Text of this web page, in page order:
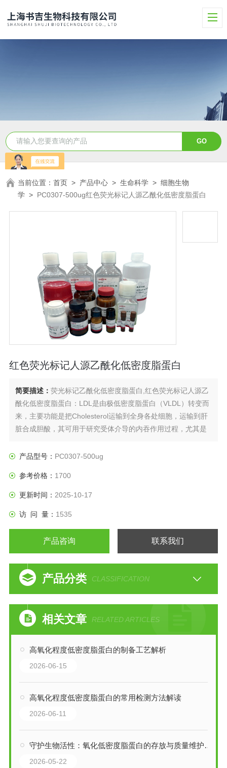
当前位置：首页 > 产品中心 >生命科学 >细胞生物
学 > PC0307-500ug红色荧光标记人源乙酰化低密度脂蛋白
红色荧光标记人源乙酰化低密度脂蛋白
简要描述： 荧光标记乙酰化低密度脂蛋白,红色荧光标记人源乙
酰化低密度脂蛋白：LDL是由极低密度脂蛋白（VLDL）转变而
来，主要功能是把Cholesterol运输到全身各处细胞，运输到肝
脏合成胆酸，其可用于研究受体介导的内吞作用过程，尤其是
功能和代谢中的氧化作用。
产品型号： PC0307-500ug
参考价格： 1700
更新时间： 2025-10-17
访 问 量： 1535
产品咨询 联系我们
产品分类 CLASSIFICATION
相关文章 RELATED ARTICLES
高氧化程度低密度脂蛋白的制备工艺解析
2026-06-15
高氧化程度低密度脂蛋白的常用检测方法解读
2026-06-11
守护生物活性：氧化低密度脂蛋白的存放与质量维护要点
2026-05-22